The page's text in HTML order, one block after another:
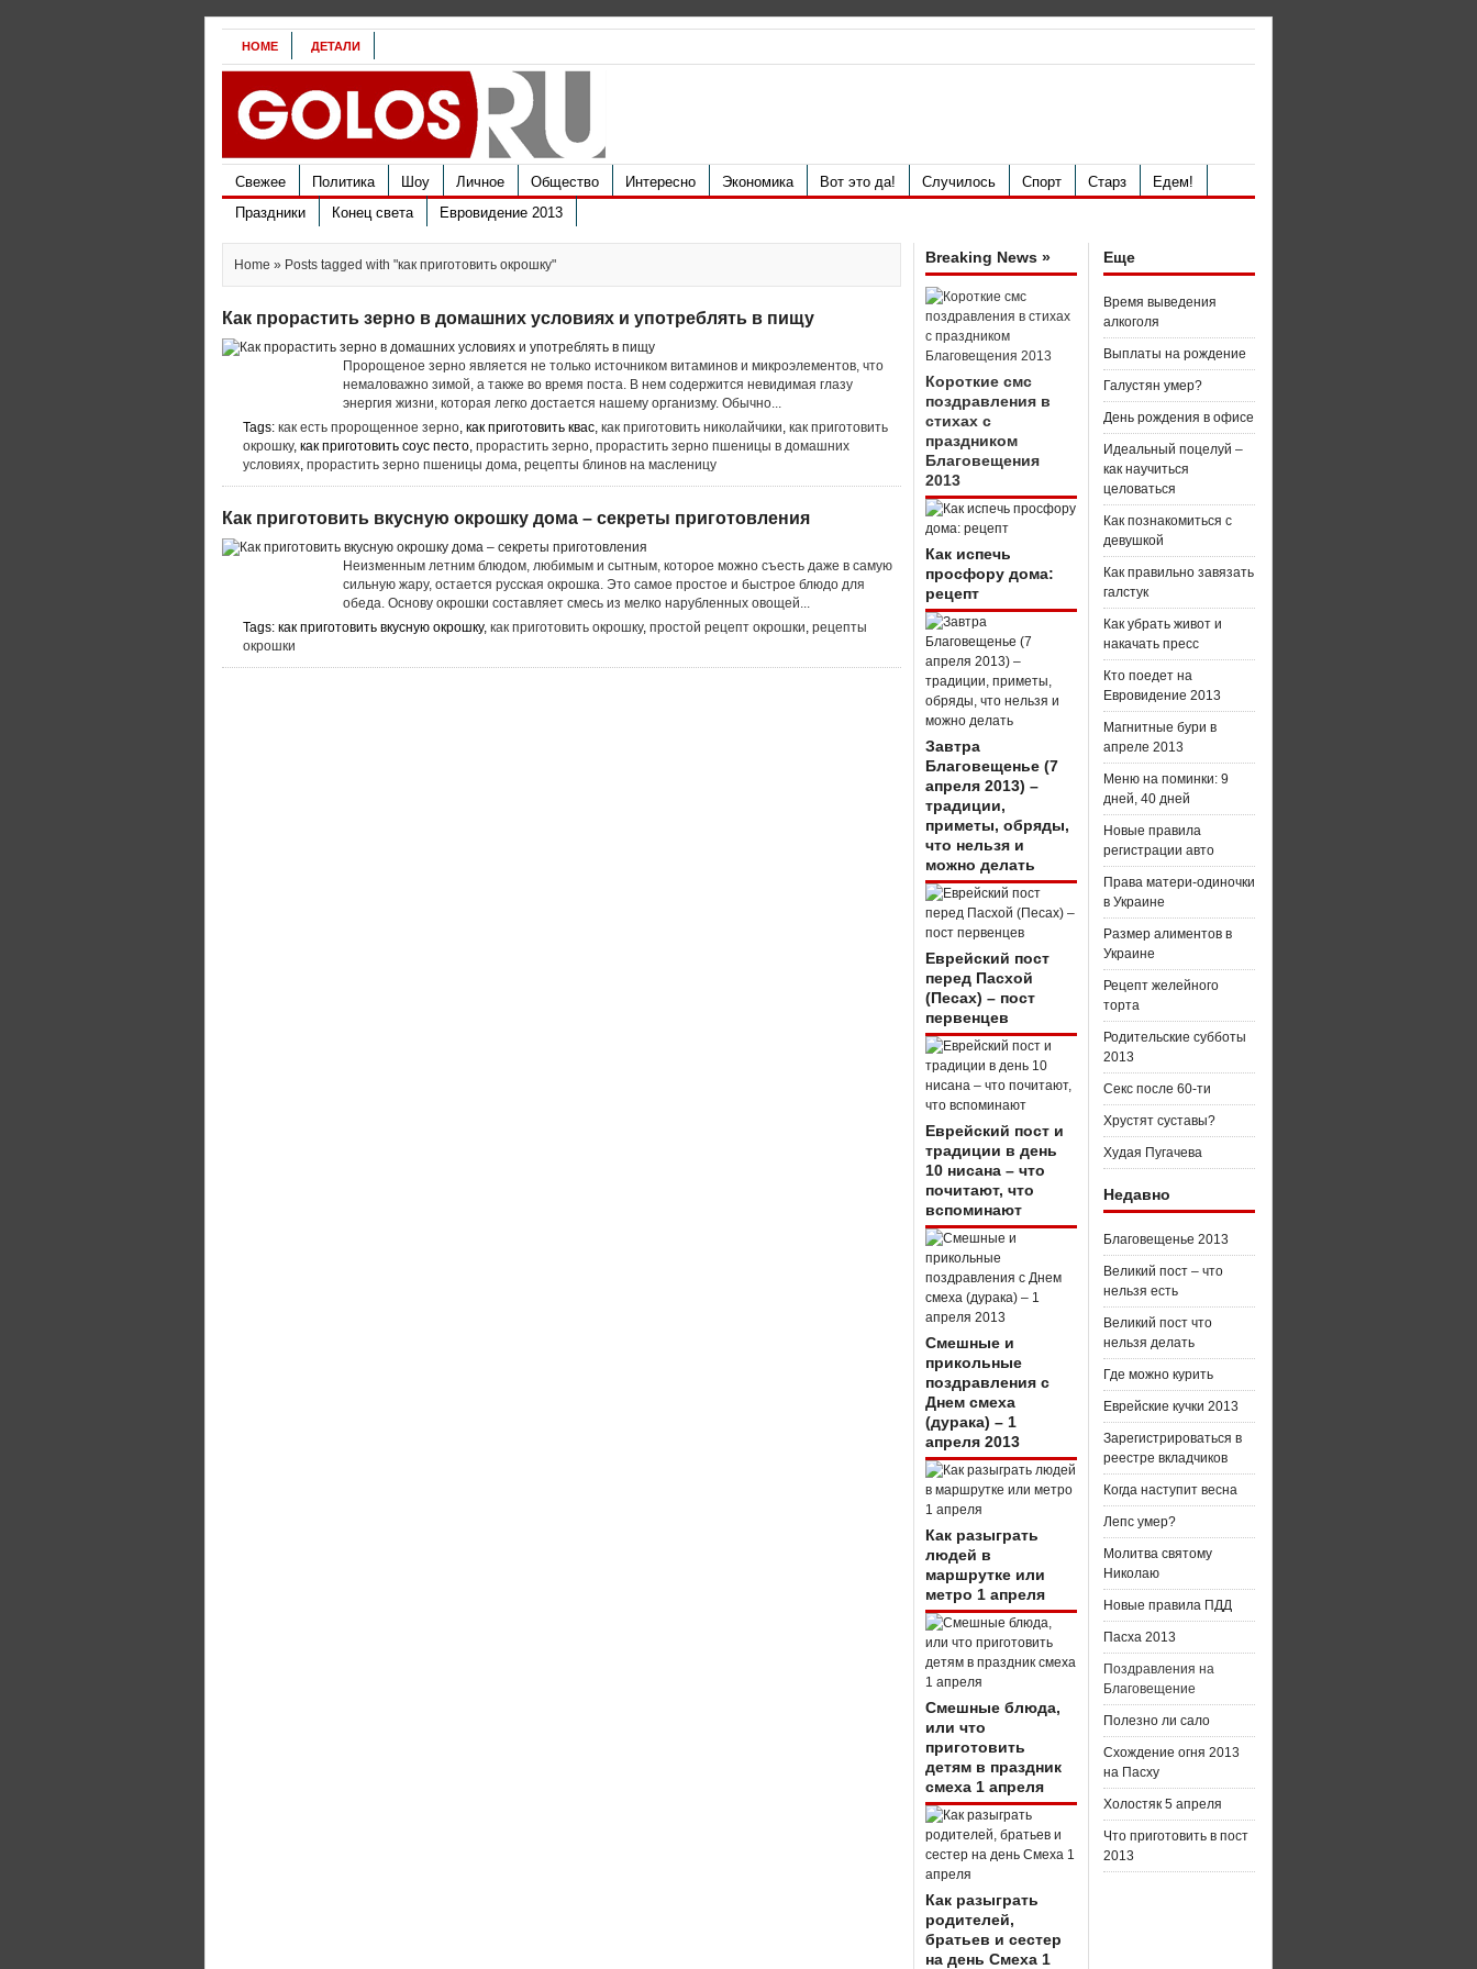
HOME ДЕТАЛИ
Свежее Политика Шоу Личное Общество Интересно Экономика Вот это да! Случилось Спорт Старз
Едем!
Праздники
Конец света Евровидение 2013
Home » Posts tagged with "как приготовить окрошку"
Как прорастить зерно в домашних условиях и употреблять в пищу
Пророщеное зерно является не только источником витаминов и микроэлементов, что
немаловажно зимой, а также во время поста. В нем содержится невидимая глазу
энергия жизни, которая легко достается нашему организму. Обычно...
Tags: как есть пророщенное зерно, как приготовить квас, как приготовить николайчики, как приготовить
окрошку, как приготовить соус песто, прорастить зерно, прорастить зерно пшеницы в домашних
условиях, прорастить зерно пшеницы дома, рецепты блинов на масленицу
Как приготовить вкусную окрошку дома – секреты приготовления
Неизменным летним блюдом, любимым и сытным, которое можно съесть даже в самую
сильную жару, остается русская окрошка. Это самое простое и быстрое блюдо для
обеда. Основу окрошки составляет смесь из мелко нарубленных овощей...
Tags: как приготовить вкусную окрошку, как приготовить окрошку, простой рецепт окрошки, рецепты
окрошки
Breaking News »
Короткие смс
поздравления в
стихах с
праздником
Благовещения
2013
Как испечь
просфору дома:
рецепт
Завтра
Благовещенье (7
апреля 2013) –
традиции,
приметы, обряды,
что нельзя и
можно делать
Еврейский пост
перед Пасхой
(Песах) – пост
первенцев
Еврейский пост и
традиции в день
10 нисана – что
почитают, что
вспоминают
Смешные и
прикольные
поздравления с
Днем смеха
(дурака) – 1
апреля 2013
Как разыграть
людей в
маршрутке или
метро 1 апреля
Смешные блюда,
или что
приготовить
детям в праздник
смеха 1 апреля
Как разыграть
родителей,
братьев и сестер
на день Смеха 1
Еще
Время выведения
алкоголя
Выплаты на рождение
Галустян умер?
День рождения в офисе
Идеальный поцелуй –
как научиться
целоваться
Как познакомиться с
девушкой
Как правильно завязать
галстук
Как убрать живот и
накачать пресс
Кто поедет на
Евровидение 2013
Магнитные бури в
апреле 2013
Меню на поминки: 9
дней, 40 дней
Новые правила
регистрации авто
Права матери-одиночки
в Украине
Размер алиментов в
Украине
Рецепт желейного
торта
Родительские субботы
2013
Секс после 60-ти
Хрустят суставы?
Худая Пугачева
Недавно
Благовещенье 2013
Великий пост – что
нельзя есть
Великий пост что
нельзя делать
Где можно курить
Еврейские кучки 2013
Зарегистрироваться в
реестре вкладчиков
Когда наступит весна
Лепс умер?
Молитва святому
Николаю
Новые правила ПДД
Пасха 2013
Поздравления на
Благовещение
Полезно ли сало
Схождение огня 2013
на Пасху
Холостяк 5 апреля
Что приготовить в пост
2013